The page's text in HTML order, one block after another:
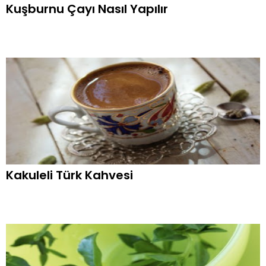
Kuşburnu Çayı Nasıl Yapılır
Kakuleli Türk Kahvesi